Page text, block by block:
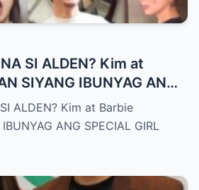
SI ALDEN? Kim at
SIYANG IBUNYAG ANG
ANG TUNAY NA
ALDEN? Kim at Barbie
ANG SPECIAL GIRL